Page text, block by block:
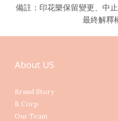
備註：印花樂保留變更、中
最終解釋
About US
Brand Story
B Corp
Our Team